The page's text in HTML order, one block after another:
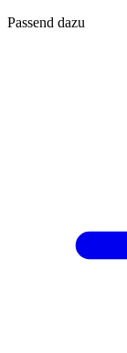
Passend dazu